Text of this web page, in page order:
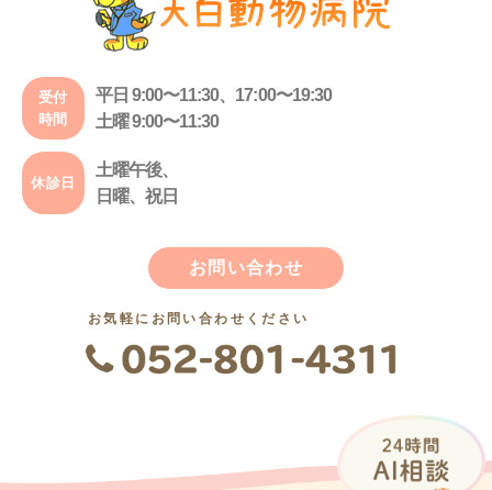
受付
時間
平日 9:00〜11:30、17:00〜19:30
土曜 9:00〜11:30
休診日
土曜午後、
日曜、祝日
お問い合わせ
お気軽にお問い合わせください